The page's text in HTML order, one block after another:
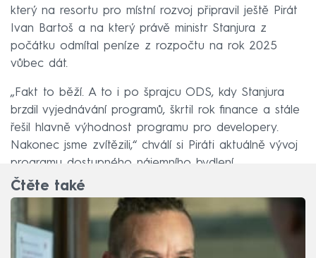
který na resortu pro místní rozvoj připravil ještě Pirát
Ivan Bartoš a na který právě ministr Stanjura z
počátku odmítal peníze z rozpočtu na rok 2025
vůbec dát.
„Fakt to běží. A to i po šprajcu ODS, kdy Stanjura
brzdil vyjednávání programů, škrtil rok finance a stále
řešil hlavně výhodnost programu pro developery.
Nakonec jsme zvítězili,“ chválí si Piráti aktuálně vývoj
programu dostupného nájemního bydlení.
Čtěte také